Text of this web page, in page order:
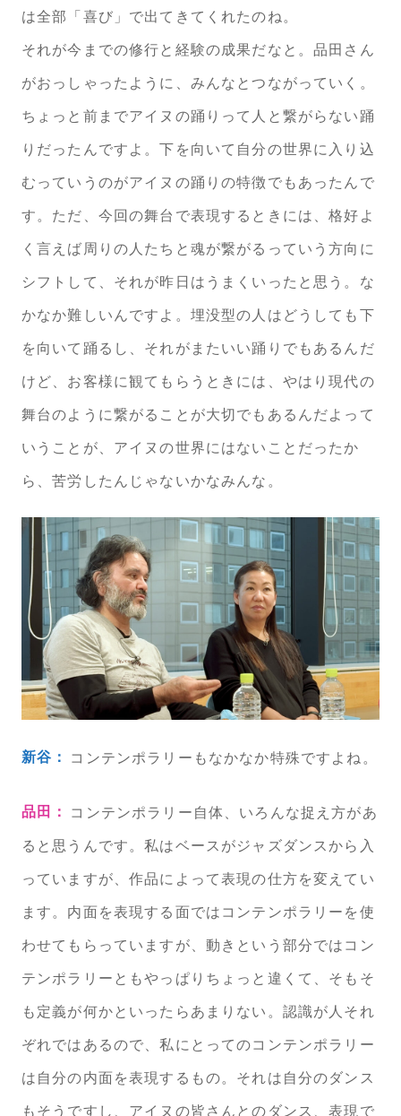
は全部「喜び」で出てきてくれたのね。
それが今までの修行と経験の成果だなと。品田さん
がおっしゃったように、みんなとつながっていく。
ちょっと前までアイヌの踊りって人と繋がらない踊
りだったんですよ。下を向いて自分の世界に入り込
むっていうのがアイヌの踊りの特徴でもあったんで
す。ただ、今回の舞台で表現するときには、格好よ
く言えば周りの人たちと魂が繋がるっていう方向に
シフトして、それが昨日はうまくいったと思う。な
かなか難しいんですよ。埋没型の人はどうしても下
を向いて踊るし、それがまたいい踊りでもあるんだ
けど、お客様に観てもらうときには、やはり現代の
舞台のように繋がることが大切でもあるんだよって
いうことが、アイヌの世界にはないことだったか
ら、苦労したんじゃないかなみんな。
新谷： コンテンポラリーもなかなか特殊ですよね。
品田： コンテンポラリー自体、いろんな捉え方があ
ると思うんです。私はベースがジャズダンスから入
っていますが、作品によって表現の仕方を変えてい
ます。内面を表現する面ではコンテンポラリーを使
わせてもらっていますが、動きという部分ではコン
テンポラリーともやっぱりちょっと違くて、そもそ
も定義が何かといったらあまりない。認識が人それ
ぞれではあるので、私にとってのコンテンポラリー
は自分の内面を表現するもの。それは自分のダンス
もそうですし、アイヌの皆さんとのダンス、表現で